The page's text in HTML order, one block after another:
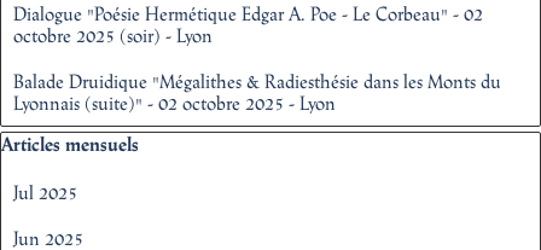
Dialogue "Poésie Hermétique Edgar A. Poe - Le Corbeau" - 02
octobre 2025 (soir) - Lyon
Balade Druidique "Mégalithes & Radiesthésie dans les Monts du
Lyonnais (suite)" - 02 octobre 2025 - Lyon
Sauter le bloc Articles mensuels
Articles mensuels
Jul 2025
Jun 2025